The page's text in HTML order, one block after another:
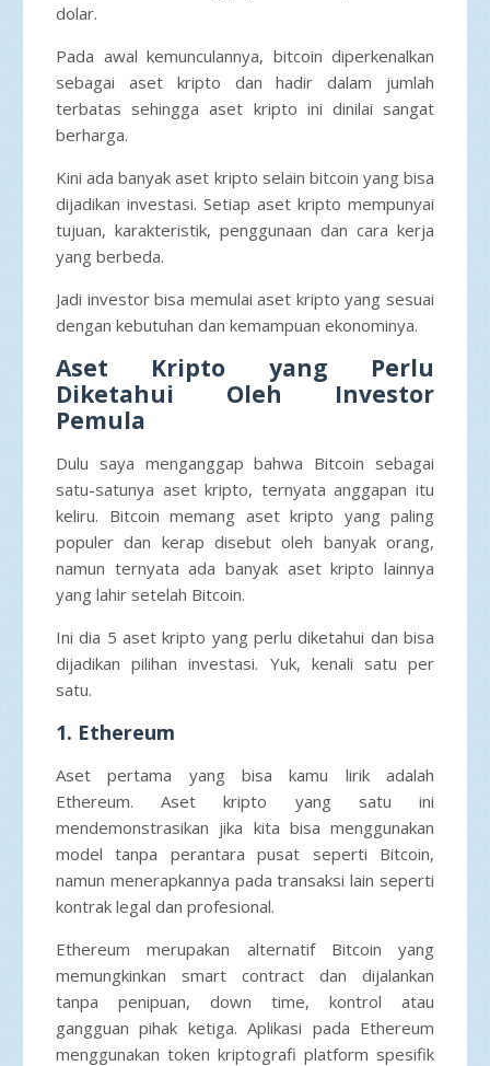
dolar.
Pada awal kemunculannya, bitcoin diperkenalkan
sebagai aset kripto dan hadir dalam jumlah
terbatas sehingga aset kripto ini dinilai sangat
berharga.
Kini ada banyak aset kripto selain bitcoin yang bisa
dijadikan investasi. Setiap aset kripto mempunyai
tujuan, karakteristik, penggunaan dan cara kerja
yang berbeda.
Jadi investor bisa memulai aset kripto yang sesuai
dengan kebutuhan dan kemampuan ekonominya.
Aset Kripto yang Perlu
Diketahui Oleh Investor
Pemula
Dulu saya menganggap bahwa Bitcoin sebagai
satu-satunya aset kripto, ternyata anggapan itu
keliru. Bitcoin memang aset kripto yang paling
populer dan kerap disebut oleh banyak orang,
namun ternyata ada banyak aset kripto lainnya
yang lahir setelah Bitcoin.
Ini dia 5 aset kripto yang perlu diketahui dan bisa
dijadikan pilihan investasi. Yuk, kenali satu per
satu.
1. Ethereum
Aset pertama yang bisa kamu lirik adalah
Ethereum. Aset kripto yang satu ini
mendemonstrasikan jika kita bisa menggunakan
model tanpa perantara pusat seperti Bitcoin,
namun menerapkannya pada transaksi lain seperti
kontrak legal dan profesional.
Ethereum merupakan alternatif Bitcoin yang
memungkinkan smart contract dan dijalankan
tanpa penipuan, down time, kontrol atau
gangguan pihak ketiga. Aplikasi pada Ethereum
menggunakan token kriptografi platform spesifik